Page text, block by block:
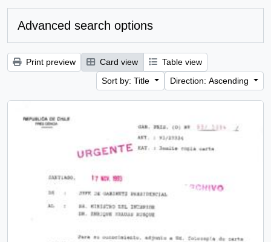
Advanced search options
Print preview Card view
Table view
Sort by: Title
Direction: Ascending